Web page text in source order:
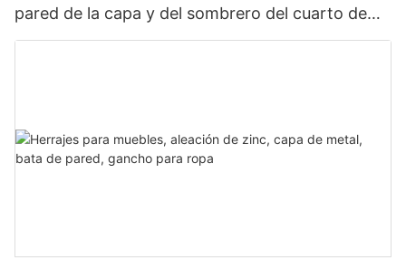
pared de la capa y del sombrero del cuarto de
baño del dormitorio del metal de la aleación del